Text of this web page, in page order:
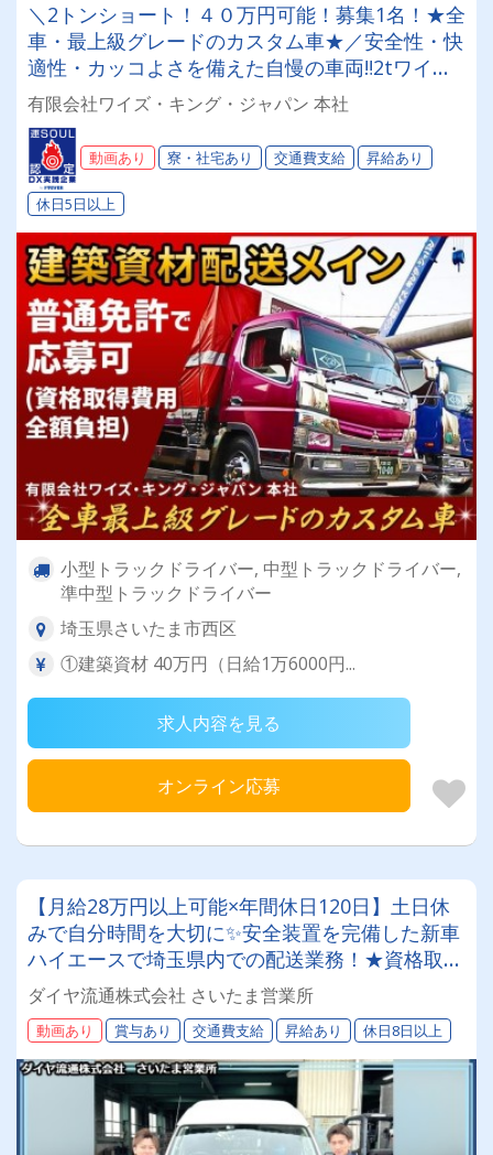
＼2トンショート！４０万円可能！募集1名！★全
車・最上級グレードのカスタム車★／安全性・快
適性・カッコよさを備えた自慢の車両‼2tワイド
ロング車で建築資材・建設資材の関東一円配送〇
未経験者歓迎 〇寮完備 〇普通免許で応募可(資格
取得費用全額負担)
有限会社ワイズ・キング・ジャパン 本社
動画あり 寮・社宅あり 交通費支給 昇給あり
休日5日以上
小型トラックドライバー, 中型トラックドライバー,
準中型トラックドライバー
埼玉県さいたま市西区
①建築資材 40万円（日給1万6000円...
求人内容を見る
オンライン応募
【月給28万円以上可能×年間休日120日】土日休
みで自分時間を大切に✨安全装置を完備した新車
ハイエースで埼玉県内での配送業務！★資格取得
は『全額』会社負担で将来のキャリアも安泰◎若
手～シニア世代まで、幅広い年代層が活躍中！
ダイヤ流通株式会社 さいたま営業所
動画あり 賞与あり 交通費支給 昇給あり 休日8日以上